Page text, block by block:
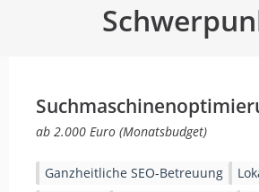
ab 2.000 Euro (Monatsbudget)
Ganzheitliche SEO-Betreuung